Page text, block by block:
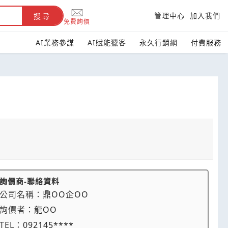
搜尋
免費詢價
管理中心 加入我們
AI業務參謀 AI賦能獵客 永久行銷網 付費服務
詢價商-聯絡資料
公司名稱：鼎OO企OO
詢價者：龍OO
TEL：092145****